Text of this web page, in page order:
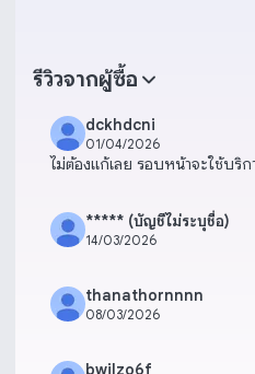
รีวิวจากผู้ซื้อ
dckhdcni
01/04/2026
ไม่ต้องแก้เลย รอบหน้าจะใช้บริก
***** (บัญชีไม่ระบุชื่อ)
14/03/2026
thanathornnnn
08/03/2026
bwilzo6f